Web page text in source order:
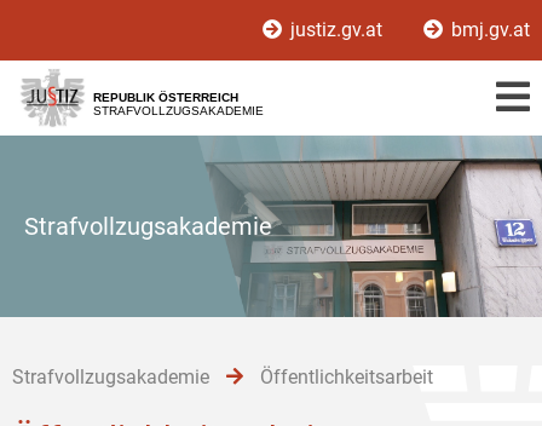
[1]
[2]
[3]
justiz.gv.at bmj.gv.at
REPUBLIK ÖSTERREICH
STRAFVOLLZUGSAKADEMIE
Strafvollzugsakademie
Strafvollzugsakademie Öffentlichkeitsarbeit